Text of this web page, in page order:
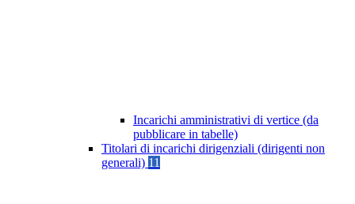
Incarichi amministrativi di vertice (da
pubblicare in tabelle)
Titolari di incarichi dirigenziali (dirigenti non
generali) 11